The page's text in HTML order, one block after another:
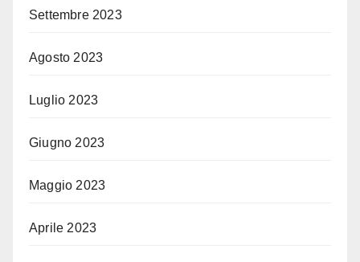
Settembre 2023
Agosto 2023
Luglio 2023
Giugno 2023
Maggio 2023
Aprile 2023